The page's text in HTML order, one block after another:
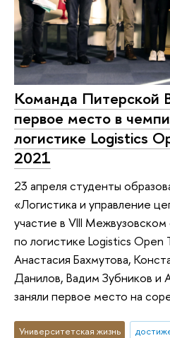
Команда Питерской
первое место в
логистике Logistics
2021
23 апреля студенты
«Логистика и управление
участие в VIII
по логистике Logistics
Анастасия Бахмутова,
Данилов, Вадим Зубников и
заняли первое место на
Университетская жизнь